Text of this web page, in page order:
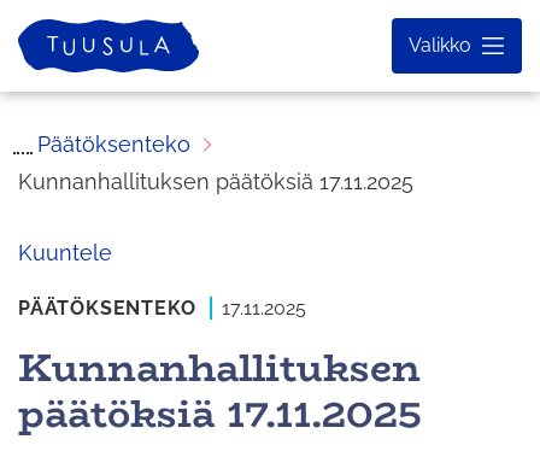
Siirry
sisältöön
Etusivu
Valikko
Päätöksenteko
Kunnanhallituksen päätöksiä 17.11.2025
Kuuntele
PÄÄTÖKSENTEKO 17.11.2025
Kunnanhallituksen
päätöksiä 17.11.2025